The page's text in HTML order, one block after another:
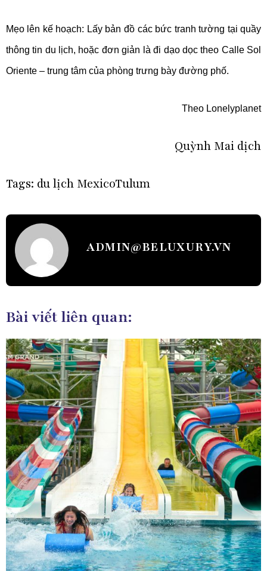
Mẹo lên kế hoạch: Lấy bản đồ các bức tranh tường tại quầy
thông tin du lịch, hoặc đơn giản là đi dạo dọc theo Calle Sol
Oriente – trung tâm của phòng trưng bày đường phố.
Theo Lonelyplanet
Quỳnh Mai dịch
Tags: du lịch MexicoTulum
ADMIN@BELUXURY.VN
Bài viết liên quan: